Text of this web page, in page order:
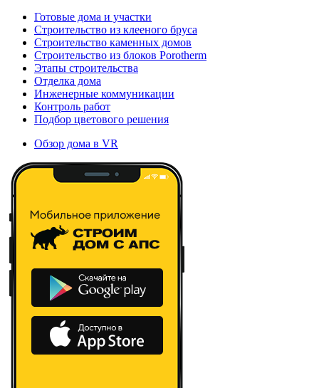
Готовые дома и участки
Строительство из клееного бруса
Строительство каменных домов
Строительство из блоков Porotherm
Этапы строительства
Отделка дома
Инженерные коммуникации
Контроль работ
Подбор цветового решения
Обзор дома в VR